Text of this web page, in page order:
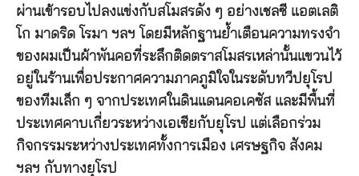
ผ่านเข้ารอบไปลงแข่งกับสโมสรดัง ๆ อย่างเชลซี แอตเลติ
โก มาดริด โรมา ฯลฯ โดยมีหลักฐานย้ำเตือนความทรงจำ
ของผมเป็นผ้าพันคอที่ระลึกติดตราสโมสรเหล่านั้นแขวนไว้
อยู่ในร้านเพื่อประกาศความภาคภูมิใจในระดับทวีปยุโรป
ของทีมเล็ก ๆ จากประเทศในดินแดนคอเคซัส และมีพื้นที่
ประเทศคาบเกี่ยวระหว่างเอเชียกับยุโรป แต่เลือกร่วม
กิจกรรมระหว่างประเทศทั้งการเมือง เศรษฐกิจ สังคม
ฯลฯ กับทางยุโรป